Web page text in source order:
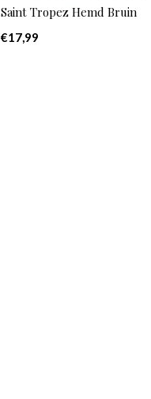
Saint Tropez Hemd Bruin
€17,99